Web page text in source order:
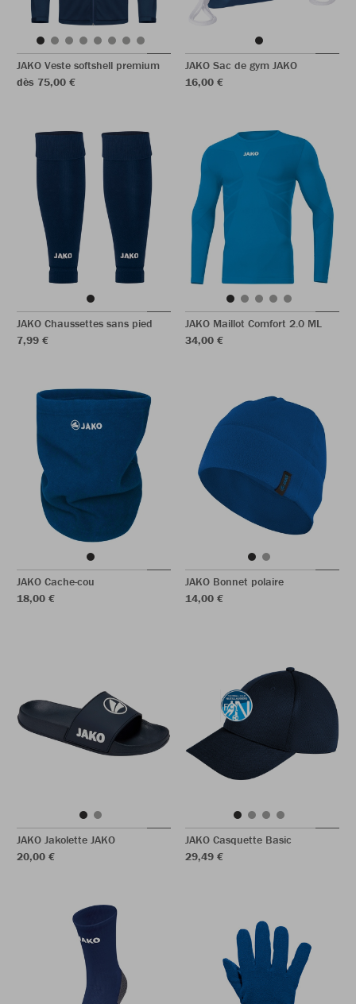
JAKO Veste softshell premium
dès 75,00 €
JAKO Sac de gym JAKO
16,00 €
JAKO Chaussettes sans pied
7,99 €
JAKO Maillot Comfort 2.0 ML
34,00 €
JAKO Cache-cou
18,00 €
JAKO Bonnet polaire
14,00 €
JAKO Jakolette JAKO
20,00 €
JAKO Casquette Basic
29,49 €